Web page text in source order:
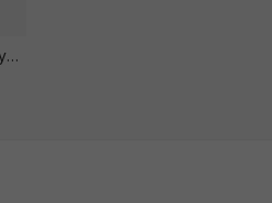
Manhattan Iı Flap Ba Kadın Si̇yah Çanta